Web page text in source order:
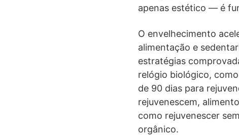
apenas estético — é
O envelhecimento
alimentação e
estratégias
relógio biológico,
de 90 dias para
rejuvenescem,
como rejuvenescer
orgânico.